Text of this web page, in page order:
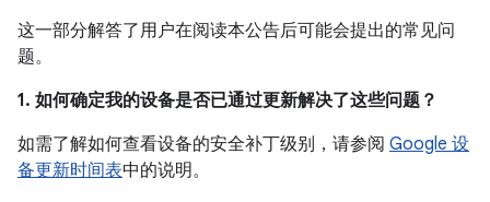
这一部分解答了用户在阅读本公告后可能会提出的常见问
题。
1. 如何确定我的设备是否已通过更新解决了这些问题？
如需了解如何查看设备的安全补丁级别，请参阅 Google 设
备更新时间表中的说明。